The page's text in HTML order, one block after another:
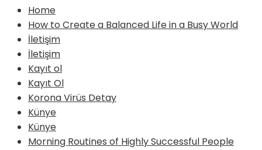
Home
How to Create a Balanced Life in a Busy World
İletişim
İletişim
Kayıt ol
Kayıt Ol
Korona Virüs Detay
Künye
Künye
Morning Routines of Highly Successful People